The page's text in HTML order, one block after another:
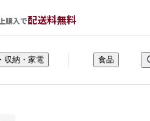
購入で配送料無料
収納・家電 食品